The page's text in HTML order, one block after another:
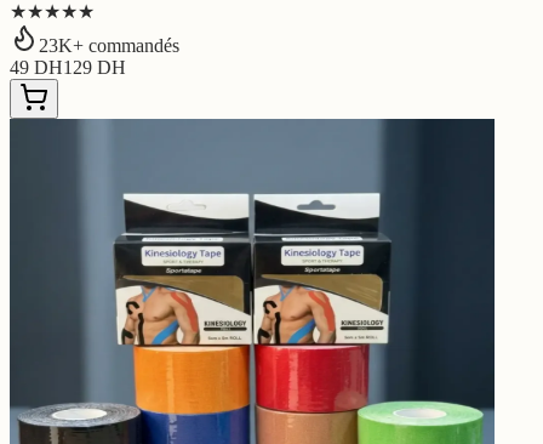
★★★★★
23K+ commandés
49 DH129 DH